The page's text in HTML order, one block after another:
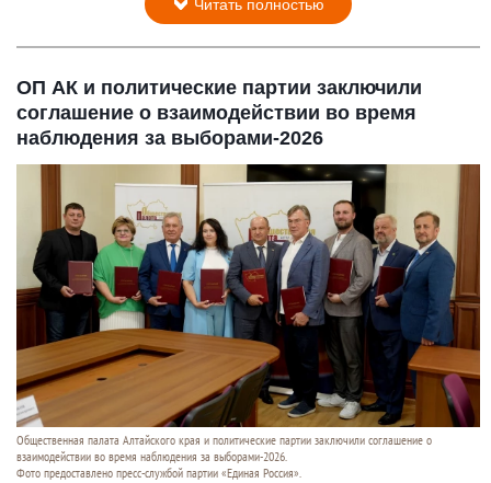
Читать полностью
ОП АК и политические партии заключили
соглашение о взаимодействии во время
наблюдения за выборами-2026
Общественная палата Алтайского края и политические партии заключили соглашение о
взаимодействии во время наблюдения за выборами-2026.
Фото предоставлено пресс-службой партии «Единая Россия».